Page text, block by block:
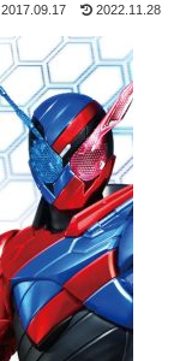
2017.09.17 2022.11.28